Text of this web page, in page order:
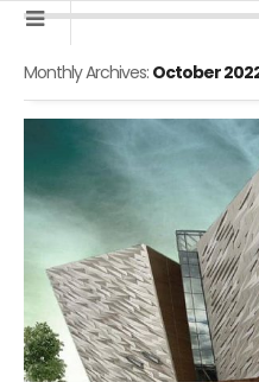
Monthly Archives: October